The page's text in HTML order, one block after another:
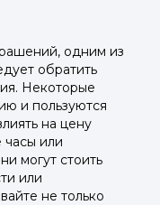
одним из
обратить
Некоторые
и пользуются
на цену
часы или
могут стоить
или
не только